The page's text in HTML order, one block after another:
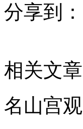
分享到：
相关文章
名山宫观